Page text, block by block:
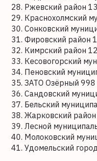
Ржевский район
Краснохолмский
Сонковский
Фировский район
Кимрский район
Кесовогорский
Пеновский
ЗАТО Озёрный 998
Сандовский
Бельский
Жарковский
Лесной
Молоковский
Удомельский